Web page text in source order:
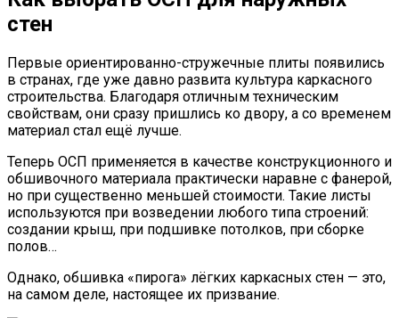
стен
Первые ориентированно-стружечные плиты появились
в странах, где уже давно развита культура каркасного
строительства. Благодаря отличным техническим
свойствам, они сразу пришлись ко двору, а со временем
материал стал ещё лучше.
Теперь ОСП применяется в качестве конструкционного и
обшивочного материала практически наравне с фанерой,
но при существенно меньшей стоимости. Такие листы
используются при возведении любого типа строений:
создании крыш, при подшивке потолков, при сборке
полов…
Однако, обшивка «пирога» лёгких каркасных стен — это,
на самом деле, настоящее их призвание.